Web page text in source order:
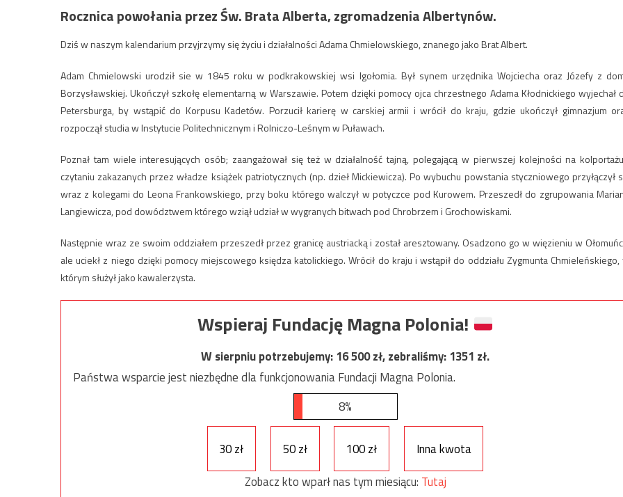
Rocznica powołania przez Św. Brata Alberta, zgromadzenia Albertynów.
Dziś w naszym kalendarium przyjrzymy się życiu i działalności Adama Chmielowskiego, znanego jako Brat Albert.
Adam Chmielowski urodził sie w 1845 roku w podkrakowskiej wsi Igołomia. Był synem urzędnika Wojciecha oraz Józefy z
Borzysławskiej. Ukończył szkołę elementarną w Warszawie. Potem dzięki pomocy ojca chrzestnego Adama Kłodnickiego wyjechał
Petersburga, by wstąpić do Korpusu Kadetów. Porzucił karierę w carskiej armii i wrócił do kraju, gdzie ukończył gimnazjum
rozpoczął studia w Instytucie Politechnicznym i Rolniczo-Leśnym w Puławach.
Poznał tam wiele interesujących osób; zaangażował się też w działalność tajną, polegającą w pierwszej kolejności na
czytaniu zakazanych przez władze książek patriotycznych (np. dzieł Mickiewicza). Po wybuchu powstania styczniowego przyłączył
wraz z kolegami do Leona Frankowskiego, przy boku którego walczył w potyczce pod Kurowem. Przeszedł do zgrupowania
Langiewicza, pod dowództwem którego wziął udział w wygranych bitwach pod Chrobrzem i Grochowiskami.
Następnie wraz ze swoim oddziałem przeszedł przez granicę austriacką i został aresztowany. Osadzono go w więzieniu w
ale uciekł z niego dzięki pomocy miejscowego księdza katolickiego. Wrócił do kraju i wstąpił do oddziału Zygmunta Chmieleńskiego,
którym służył jako kawalerzysta.
Wspieraj Fundację Magna Polonia!
W sierpniu potrzebujemy:16 500zł, zebraliśmy:1351 zł.
Państwa wsparcie jest niezbędne dla funkcjonowania Fundacji Magna Polonia.
8%
30 zł 50 zł 100 zł
Inna kwota
Zobacz kto wparł nas tym miesiącu: Tutaj